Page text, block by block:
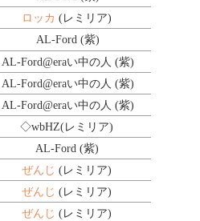
ロッカ (レミリア)
AL-Ford (紫)
AL-Ford@eraい中の人 (紫)
AL-Ford@eraい中の人 (紫)
AL-Ford@eraい中の人 (紫)
◇wbHZ(レミリア)
AL-Ford (紫)
ぜんじ (レミリア)
ぜんじ (レミリア)
ぜんじ (レミリア)